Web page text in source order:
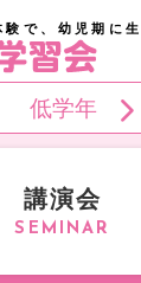
で、幼児期に
低学年
講演会